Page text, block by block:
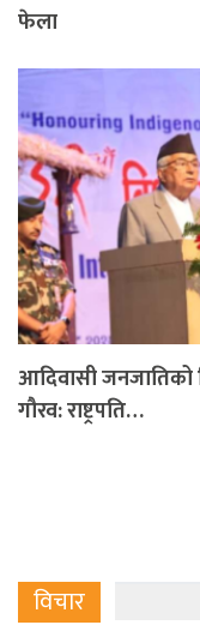
फेला
आदिवासी जनजातिको
गौरव: राष्ट्रपति…
विचार